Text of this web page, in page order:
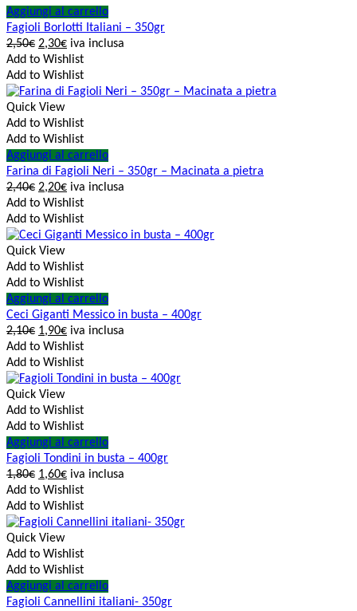
Aggiungi al carrello
Fagioli Borlotti Italiani – 350gr
2,50€ 2,30€ iva inclusa
Add to Wishlist
Add to Wishlist
Quick View
Add to Wishlist
Add to Wishlist
Aggiungi al carrello
Farina di Fagioli Neri – 350gr – Macinata a pietra
2,40€ 2,20€ iva inclusa
Add to Wishlist
Add to Wishlist
Quick View
Add to Wishlist
Add to Wishlist
Aggiungi al carrello
Ceci Giganti Messico in busta – 400gr
2,10€ 1,90€ iva inclusa
Add to Wishlist
Add to Wishlist
Quick View
Add to Wishlist
Add to Wishlist
Aggiungi al carrello
Fagioli Tondini in busta – 400gr
1,80€ 1,60€ iva inclusa
Add to Wishlist
Add to Wishlist
Quick View
Add to Wishlist
Add to Wishlist
Aggiungi al carrello
Fagioli Cannellini italiani- 350gr